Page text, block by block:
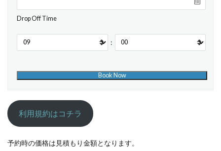
Drop Off Time
:
利用規約はコチラ
予約時の価格は見積もり金額となります。